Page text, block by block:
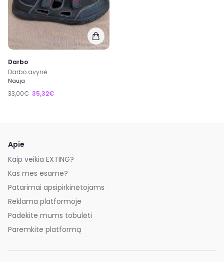
Darbo
Darbo avynė
Nauja
33,00€ 35,32€
Apie
Kaip veikia EXTING?
Kas mes esame?
Patarimai apsipirkinėtojams
Reklama platformoje
Padėkite mums tobulėti
Paremkite platformą